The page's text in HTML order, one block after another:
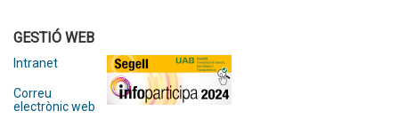
GESTIÓ WEB
Intranet
Correu
electrònic web